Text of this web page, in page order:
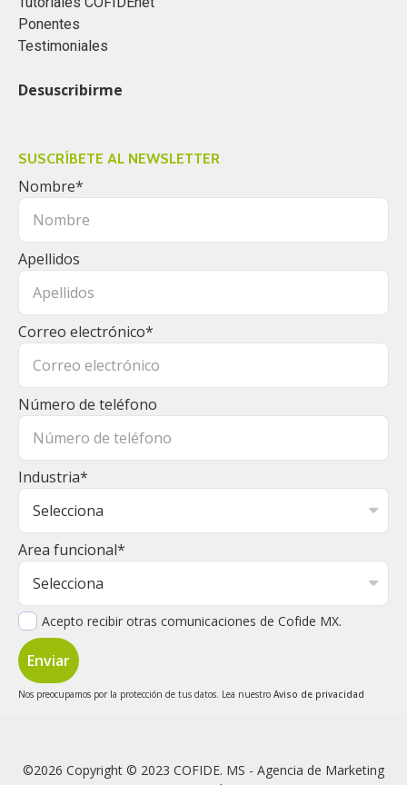
Ponentes
Testimoniales
Desuscribirme
SUSCRÍBETE AL NEWSLETTER
Nombre*
Apellidos
Correo electrónico*
Número de teléfono
Industria*
Area funcional*
Acepto recibir otras comunicaciones de Cofide MX.
Nos preocupamos por la protección de tus datos. Lea nuestro Aviso de privacidad
©2026 Copyright © 2023 COFIDE. MS - Agencia de Marketing